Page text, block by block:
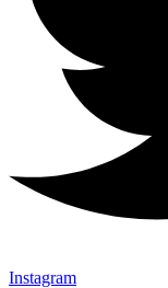
Instagram